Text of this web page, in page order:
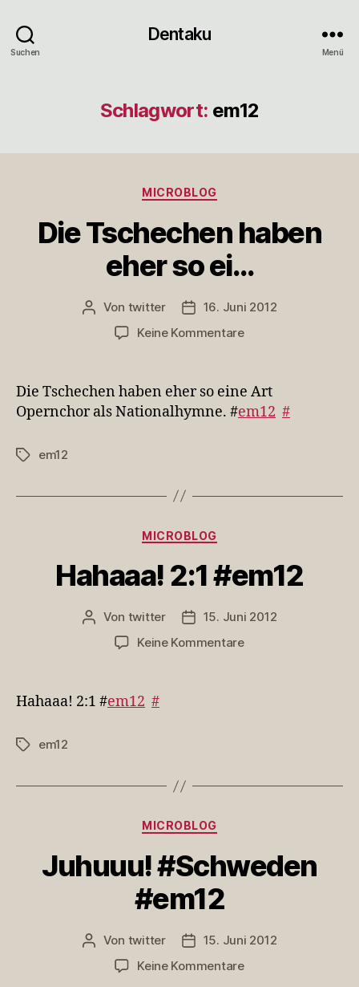
Suchen
Dentaku
Menü
Schlagwort: em12
Kategorien
MICROBLOG
Die Tschechen haben
eher so ei…
Beitragsautor
Von twitter Veröffentlichungsdatum
16. Juni 2012
Keine Kommentarezu
haben
so
Die Tschechen haben eher so eine Art
Opernchor als Nationalhymne. #em12 #
Schlagwörter
em12
Kategorien
MICROBLOG
Hahaaa! 2:1 #em12
Beitragsautor
Von twitter Veröffentlichungsdatum
15. Juni 2012
Keine Kommentarezu
Hahaaa! 2:1 #em12 #
Schlagwörter
em12
Kategorien
MICROBLOG
Juhuuu! #Schweden
#em12
Beitragsautor
Von twitter Veröffentlichungsdatum
15. Juni 2012
Keine Kommentarezu